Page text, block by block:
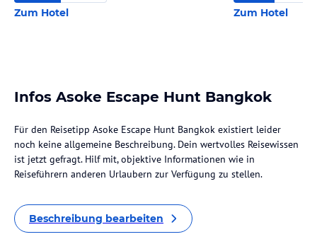
Zum Hotel Zum Hotel
Infos Asoke Escape Hunt Bangkok
Für den Reisetipp Asoke Escape Hunt Bangkok existiert leider
noch keine allgemeine Beschreibung. Dein wertvolles Reisewissen
ist jetzt gefragt. Hilf mit, objektive Informationen wie in
Reiseführern anderen Urlaubern zur Verfügung zu stellen.
Beschreibung bearbeiten